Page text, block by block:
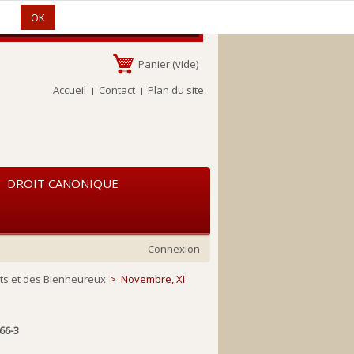
Panier (vide)
Accueil
Contact Plan du site
DROIT CANONIQUE
Connexion
et des Bienheureux > Novembre, XI
3
OK